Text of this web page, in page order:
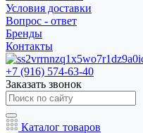
Условия доставки
Вопрос - ответ
Бренды
Контакты
+7 (916) 574-63-40
Заказать звонок
Каталог товаров